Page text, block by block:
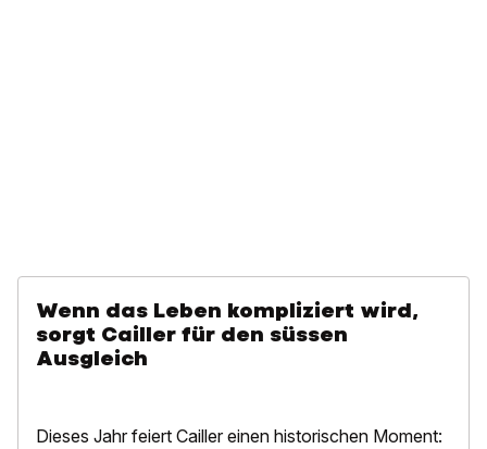
Wenn das Leben kompliziert wird,
sorgt Cailler für den süssen
Ausgleich
Dieses Jahr feiert Cailler einen historischen Moment: